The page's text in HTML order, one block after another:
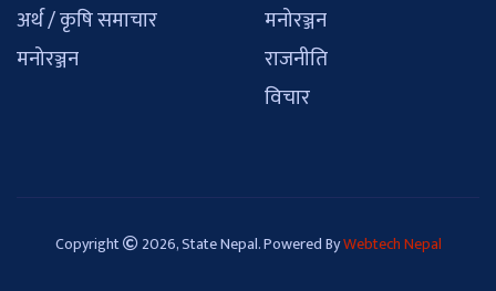
अर्थ / कृषि समाचार
मनोरञ्जन
मनोरञ्जन
राजनीति
विचार
Copyright 2026, State Nepal. Powered ByWebtech Nepal